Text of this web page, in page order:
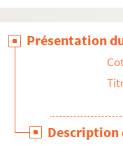
Présentation
Description